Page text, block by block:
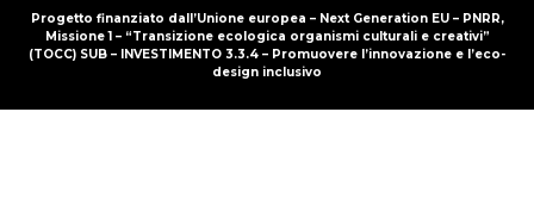
Progetto finanziato dall’Unione europea – Next Generation EU – PNRR,
Missione 1 – “Transizione ecologica organismi culturali e creativi”
(TOCC) SUB – INVESTIMENTO 3.3.4 – Promuovere l’innovazione e l’eco-
design inclusivo